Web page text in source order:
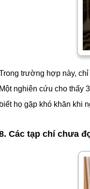
trường hợp này,
Một nghiên cứu cho thấy
biết họ gặp khó khăn khi
Các tạp chí chưa